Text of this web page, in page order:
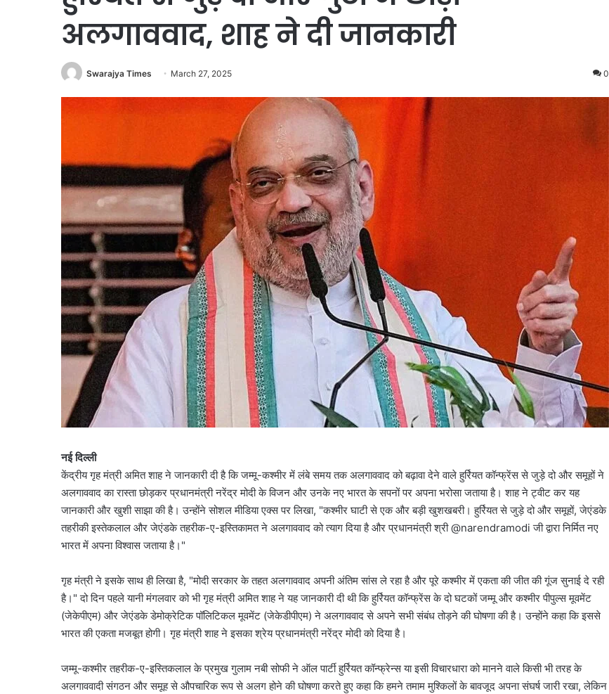
अलगाववाद, शाह ने दी जानकारी
Swarajya Times March 27, 2025 0
नई दिल्ली
केंद्रीय गृह मंत्री अमित शाह ने जानकारी दी है कि जम्मू-कश्मीर में लंबे समय तक अलगाववाद को बढ़ावा देने वाले हुर्रियत कॉन्फ्रेंस से जुड़े दो और समूहों ने
अलगाववाद का रास्ता छोड़कर प्रधानमंत्री नरेंद्र मोदी के विजन और उनके नए भारत के सपनों पर अपना भरोसा जताया है। शाह ने ट्वीट कर यह
जानकारी और खुशी साझा की है। उन्होंने सोशल मीडिया एक्स पर लिखा, "कश्मीर घाटी से एक और बड़ी खुशखबरी। हुर्रियत से जुड़े दो और समूहों, जेएंडके
तहरीकी इस्तेकलाल और जेएंडके तहरीक-ए-इस्तिकामत ने अलगाववाद को त्याग दिया है और प्रधानमंत्री श्री @narendramodi जी द्वारा निर्मित नए
भारत में अपना विश्वास जताया है।"
गृह मंत्री ने इसके साथ ही लिखा है, "मोदी सरकार के तहत अलगाववाद अपनी अंतिम सांस ले रहा है और पूरे कश्मीर में एकता की जीत की गूंज सुनाई दे रही
है।" दो दिन पहले यानी मंगलवार को भी गृह मंत्री अमित शाह ने यह जानकारी दी थी कि हुर्रियत कॉन्फ्रेंस के दो घटकों जम्मू और कश्मीर पीपुल्स मूवमेंट
(जेकेपीएम) और जेएंडके डेमोक्रेटिक पॉलिटिकल मूवमेंट (जेकेडीपीएम) ने अलगाववाद से अपने सभी संबंध तोड़ने की घोषणा की है। उन्होंने कहा कि इससे
भारत की एकता मजबूत होगी। गृह मंत्री शाह ने इसका श्रेय प्रधानमंत्री नरेंद्र मोदी को दिया है।
जम्मू-कश्मीर तहरीक-ए-इस्तिकलाल के प्रमुख गुलाम नबी सोफी ने ऑल पार्टी हुर्रियत कॉन्फ्रेन्स या इसी विचारधारा को मानने वाले किसी भी तरह के
अलगाववादी संगठन और समूह से औपचारिक रूप से अलग होने की घोषणा करते हुए कहा कि हमने तमाम मुश्किलों के बावजूद अपना संघर्ष जारी रखा, लेकिन